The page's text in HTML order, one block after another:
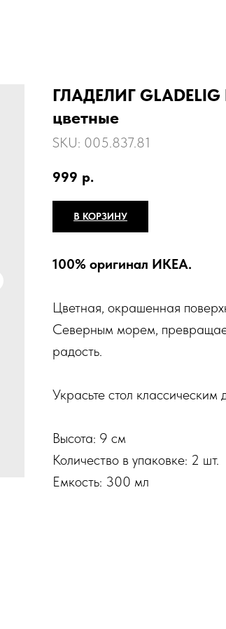
ГЛАДЕЛИГ
цветные
SKU: 005.837.81
999 р.
В КОРЗИНУ
100% оригинал ИКЕА.
Цветная, окрашенная
Северным морем,
радость.
Украсьте стол
Высота: 9 см
Количество в упаковке: 2 шт.
Емкость: 300 мл